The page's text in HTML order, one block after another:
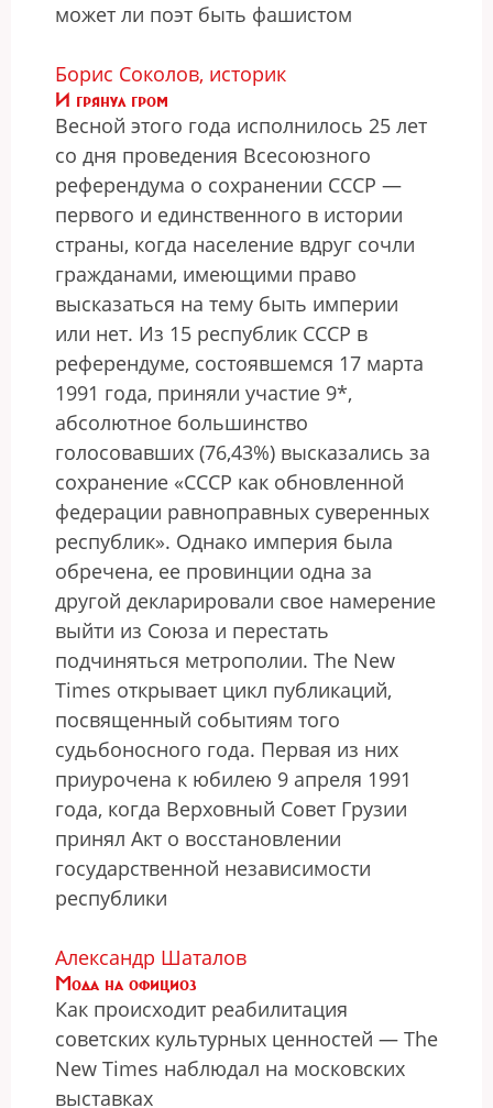
может ли поэт быть фашистом
Борис Соколов, историк
И грянул гром
Весной этого года исполнилось 25 лет
со дня проведения Всесоюзного
референдума о сохранении СССР —
первого и единственного в истории
страны, когда население вдруг сочли
гражданами, имеющими право
высказаться на тему быть империи
или нет. Из 15 республик СССР в
референдуме, состоявшемся 17 марта
1991 года, приняли участие 9*,
абсолютное большинство
голосовавших (76,43%) высказались за
сохранение «СССР как обновленной
федерации равноправных суверенных
республик». Однако империя была
обречена, ее провинции одна за
другой декларировали свое намерение
выйти из Союза и перестать
подчиняться метрополии. The New
Times открывает цикл публикаций,
посвященный событиям того
судьбоносного года. Первая из них
приурочена к юбилею 9 апреля 1991
года, когда Верховный Совет Грузии
принял Акт о восстановлении
государственной независимости
республики
Александр Шаталов
Мода на официоз
Как происходит реабилитация
советских культурных ценностей — The
New Times наблюдал на московских
выставках